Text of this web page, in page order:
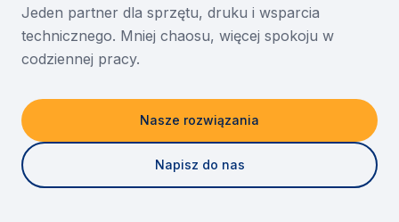
O nas
Kontakt
Jeden partner dla sprzętu, druku i wsparcia
technicznego. Mniej chaosu, więcej spokoju w
codziennej pracy.
Nasze rozwiązania
Napisz do nas